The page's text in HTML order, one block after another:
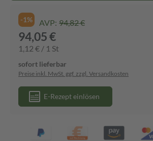
-1% AVP: 94,82 €
94,05 €
1,12 € / 1 St
sofort lieferbar
Preise inkl. MwSt. ggf. zzgl. Versandkosten
E-Rezept einlösen